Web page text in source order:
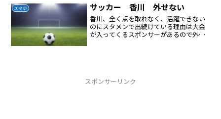
スマホ サッカー 香川 外せない
香川、全く点を取れなく、活躍できない
のにスタメンで出続けている理由は大金
が入ってくるスポンサーがあるので外せ
スポンサーリンク